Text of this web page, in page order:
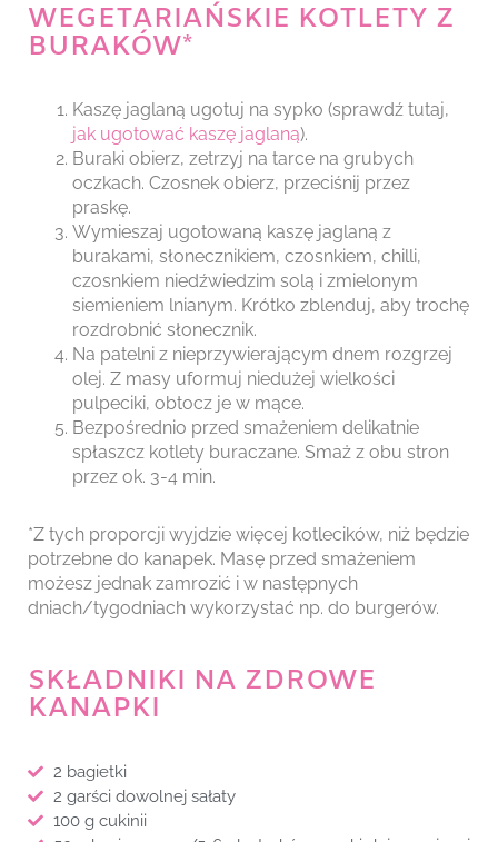
WEGETARIAŃSKIE KOTLETY Z
BURAKÓW*
Kaszę jaglaną ugotuj na sypko (sprawdź tutaj,
jak ugotować kaszę jaglaną).
Buraki obierz, zetrzyj na tarce na grubych
oczkach. Czosnek obierz, przeciśnij przez
praskę.
Wymieszaj ugotowaną kaszę jaglaną z
burakami, słonecznikiem, czosnkiem, chilli,
czosnkiem niedźwiedzim solą i zmielonym
siemieniem lnianym. Krótko zblenduj, aby trochę
rozdrobnić słonecznik.
Na patelni z nieprzywierającym dnem rozgrzej
olej. Z masy uformuj niedużej wielkości
pulpeciki, obtocz je w mące.
Bezpośrednio przed smażeniem delikatnie
spłaszcz kotlety buraczane. Smaż z obu stron
przez ok. 3-4 min.
*Z tych proporcji wyjdzie więcej kotlecików, niż będzie
potrzebne do kanapek. Masę przed smażeniem
możesz jednak zamrozić i w następnych
dniach/tygodniach wykorzystać np. do burgerów.
SKŁADNIKI NA ZDROWE
KANAPKI
2 bagietki
2 garści dowolnej sałaty
100 g cukinii